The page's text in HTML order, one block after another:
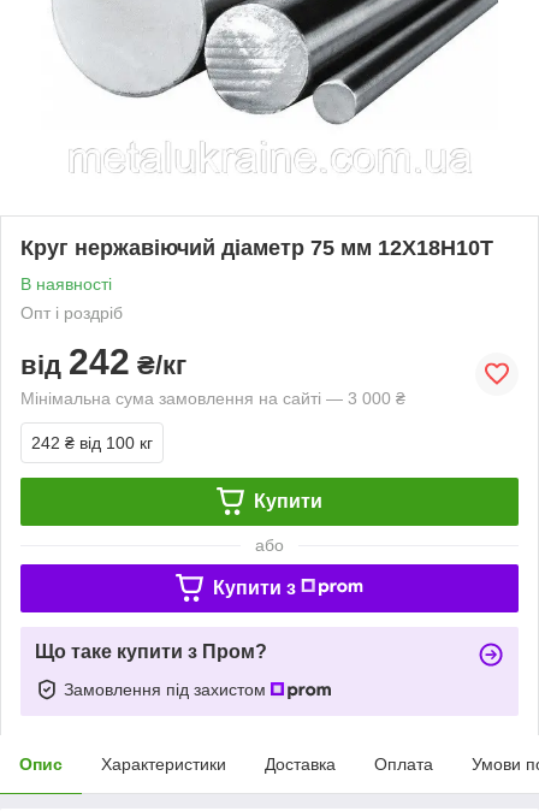
Круг нержавіючий діаметр 75 мм 12Х18Н10Т
В наявності
Опт і роздріб
від 242 ₴/кг
Мінімальна сума замовлення на сайті — 3 000 ₴
242 ₴ від 100 кг
Купити
або
Купити з
Що таке купити з Пром?
Замовлення під захистом
Опис Характеристики Доставка Оплата Умови